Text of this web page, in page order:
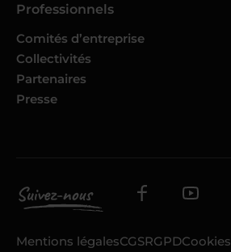
Professionnels
Comités d’entreprise
Collectivités
Partenaires
Presse
Mentions légalesCGSRGPDCookies